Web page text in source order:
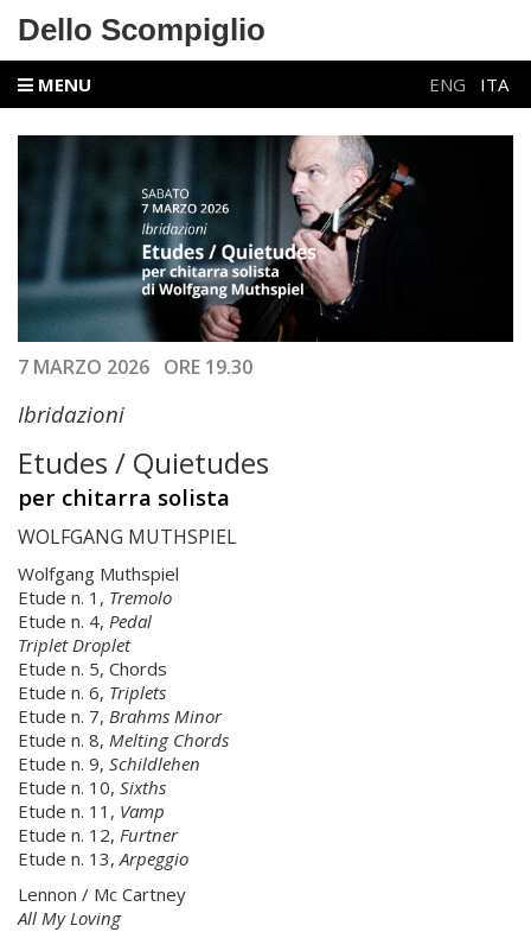
Dello Scompiglio
MENU ENG ITA
7 MARZO 2026 ORE 19.30
Ibridazioni
Etudes / Quietudes
per chitarra solista
WOLFGANG MUTHSPIEL
Wolfgang Muthspiel
Etude n. 1, Tremolo
Etude n. 4, Pedal
Triplet Droplet
Etude n. 5, Chords
Etude n. 6, Triplets
Etude n. 7, Brahms Minor
Etude n. 8, Melting Chords
Etude n. 9, Schildlehen
Etude n. 10, Sixths
Etude n. 11, Vamp
Etude n. 12, Furtner
Etude n. 13,Arpeggio
Lennon / Mc Cartney
All My Loving